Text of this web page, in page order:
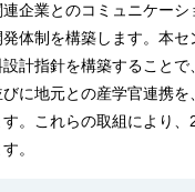
企業とのコミュニケー
体制を構築します。本
計指針を構築すること
に地元との産学官連携
。これらの取組により
。